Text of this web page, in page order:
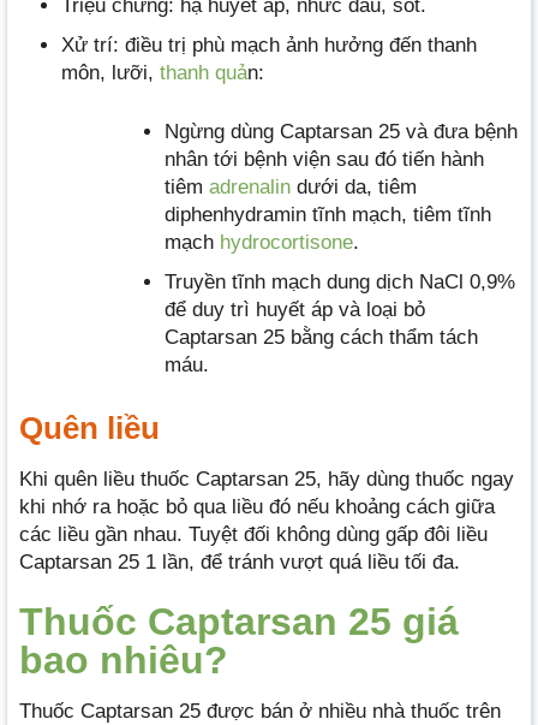
Triệu chứng: hạ huyết áp, nhức đầu, sốt.
Xử trí: điều trị phù mạch ảnh hưởng đến thanh
môn, lưỡi, thanh quản:
Ngừng dùng Captarsan 25 và đưa bệnh
nhân tới bệnh viện sau đó tiến hành
tiêm adrenalin dưới da, tiêm
diphenhydramin tĩnh mạch, tiêm tĩnh
mạch hydrocortisone.
Truyền tĩnh mạch dung dịch NaCl 0,9%
để duy trì huyết áp và loại bỏ
Captarsan 25 bằng cách thẩm tách
máu.
Quên liều
Khi quên liều thuốc Captarsan 25, hãy dùng thuốc ngay
khi nhớ ra hoặc bỏ qua liều đó nếu khoảng cách giữa
các liều gần nhau. Tuyệt đối không dùng gấp đôi liều
Captarsan 25 1 lần, để tránh vượt quá liều tối đa.
Thuốc Captarsan 25 giá
bao nhiêu?
Thuốc Captarsan 25 được bán ở nhiều nhà thuốc trên